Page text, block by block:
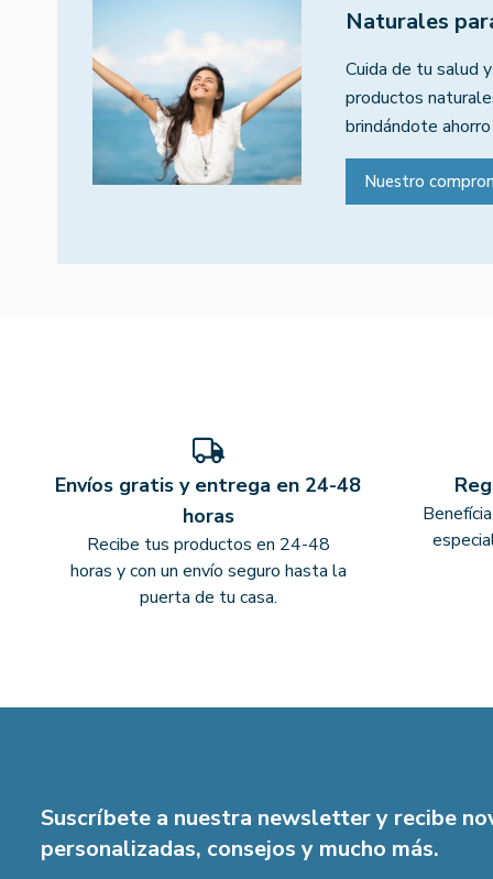
Naturales
Cuida de tu salud
productos
brindándote
Nuestro
Envíos gratis y entrega en 24-48
horas
Recibe tus productos en 24-48
horas y con un envío seguro hasta la
puerta de tu casa.
Suscríbete a nuestra newsletter y recibe
personalizadas, consejos y mucho más.